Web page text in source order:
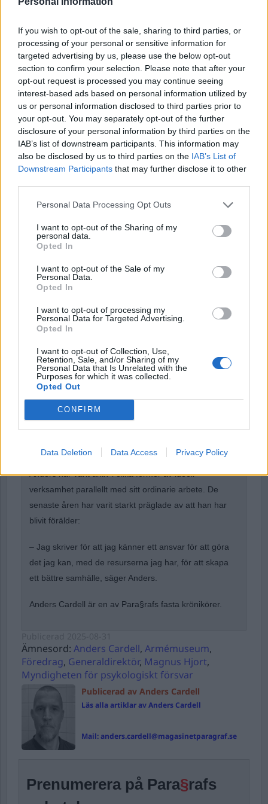
If you wish to opt-out of the sale, sharing to third parties, or
processing of your personal or sensitive information for
targeted advertising by us, please use the below opt-out
section to confirm your selection. Please note that after your
opt-out request is processed you may continue seeing
interest-based ads based on personal information utilized by
us or personal information disclosed to third parties prior to
your opt-out. You may separately opt-out of the further
disclosure of your personal information by third parties on the
IAB’s list of downstream participants. This information may
also be disclosed by us to third parties on the IAB’s List of
Downstream Participants that may further disclose it to other
Personal Data Processing Opt Outs
I want to opt-out of the Sharing of my
personal data.
Opted In
I want to opt-out of the Sale of my
Personal Data.
Opted In
I want to opt-out of processing my
Personal Data for Targeted Advertising.
Opted In
I want to opt-out of Collection, Use,
Retention, Sale, and/or Sharing of my
Personal Data that Is Unrelated with the
Purposes for which it was collected.
Opted Out
CONFIRM
Data Deletion Data Access Privacy Policy
för psyko...
Börja prenumerera för att läsa detta innehåll.
Starta din prenumerationhär
Eller logga in på ditt konto nedan:
Username or E-mail
Password
Remember Me
Forgot Password
Anders Cardell
Hallstahammar och i stockholmsförorten Östberga.
han arbetade fram till att Anders Carlberg gick bort
2013.
Anders har varit aktiv i olika former av ideell
verksamhet parallellt med sitt ordinarie arbete. De
senaste åren har varit starkt präglade av att han har
blivit förälder:
– Jag skriver för att jag känner ett ansvar för att göra
det jag kan, med de resurserna jag har, för att skapa
ett bättre samhälle, säger Anders.
Anders Cardell är en av Para§rafs fasta krönikörer.
Ämnesord: Anders Cardell, Armémuseum,
Föredrag, Generaldirektör, Magnus Hjort,
Myndigheten för psykologiskt försvar
Publicerad av Anders Cardell
Läs alla artiklar av Anders Cardell
Mail:anders.cardell@magasinetparagraf.se
Prenumerera på Para§rafs